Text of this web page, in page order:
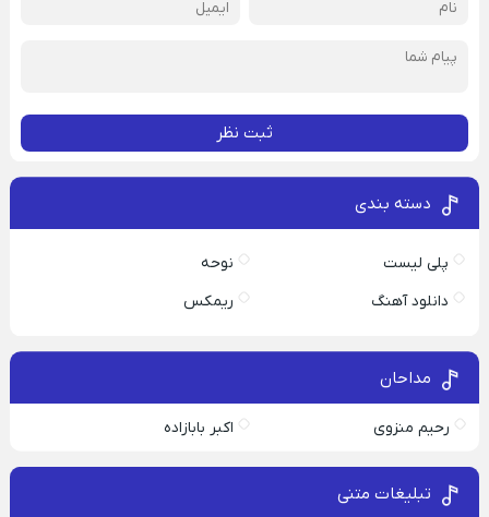
ثبت نظر
دسته بندی
پلی لیست
نوحه
دانلود آهنگ
ریمکس
مداحان
رحیم منزوی اکبر بابازاده
تبلیغات متنی